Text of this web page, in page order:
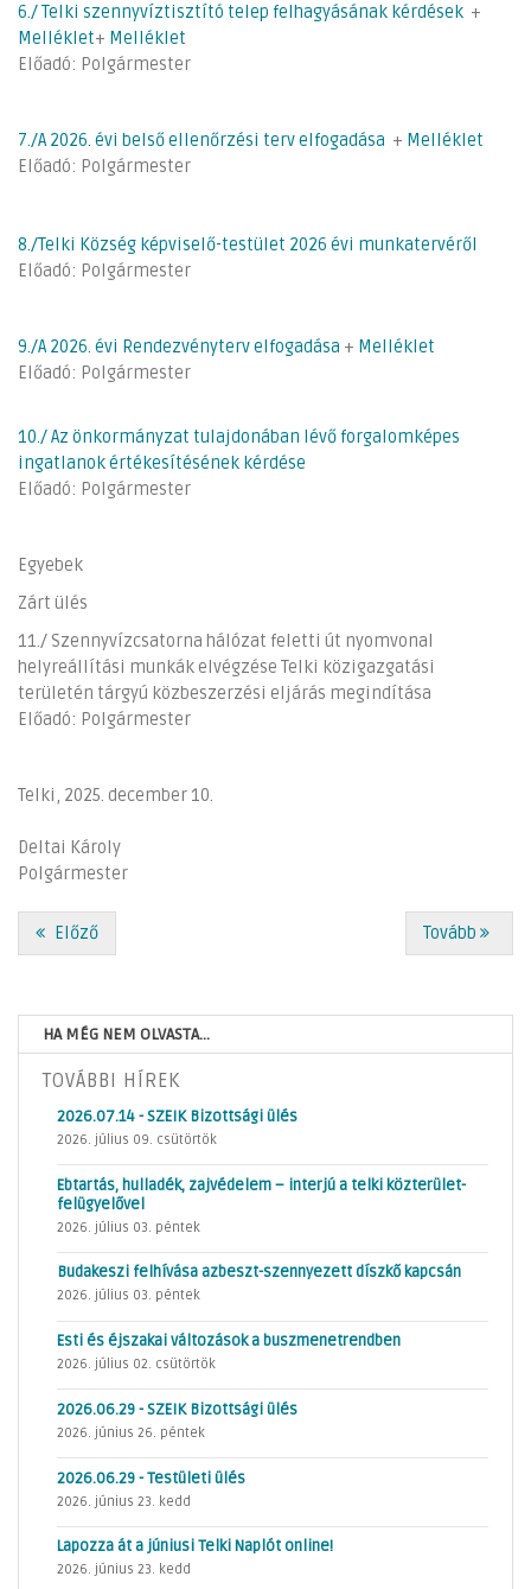
6./ Telki szennyvíztisztító telep felhagyásának kérdések +
Melléklet+ Melléklet
Előadó: Polgármester
7./A 2026. évi belső ellenőrzési terv elfogadása + Melléklet
Előadó: Polgármester
8./Telki Község képviselő-testület 2026 évi munkatervéről
Előadó: Polgármester
9./A 2026. évi Rendezvényterv elfogadása + Melléklet
Előadó: Polgármester
10./ Az önkormányzat tulajdonában lévő forgalomképes
ingatlanok értékesítésének kérdése
Előadó: Polgármester
Egyebek
Zárt ülés
11./ Szennyvízcsatorna hálózat feletti út nyomvonal
helyreállítási munkák elvégzése Telki közigazgatási
területén tárgyú közbeszerzési eljárás megindítása
Előadó: Polgármester
Telki, 2025. december 10.
Deltai Károly
Polgármester
Előző Tovább
HA MÉG NEM OLVASTA...
TOVÁBBI HÍREK
2026.07.14 - SZEIK Bizottsági ülés
2026. július 09. csütörtök
Ebtartás, hulladék, zajvédelem – interjú a telki közterület-
felügyelővel
2026. július 03. péntek
Budakeszi felhívása azbeszt-szennyezett díszkő kapcsán
2026. július 03. péntek
Esti és éjszakai változások a buszmenetrendben
2026. július 02. csütörtök
2026.06.29 - SZEIK Bizottsági ülés
2026. június 26. péntek
2026.06.29 - Testületi ülés
2026. június 23. kedd
Lapozza át a júniusi Telki Naplót online!
2026. június 23. kedd